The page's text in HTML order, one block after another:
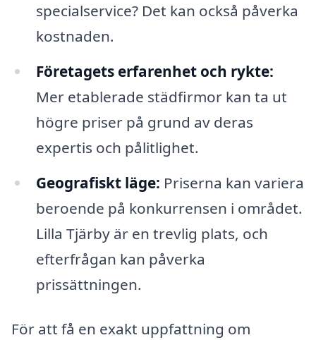
specialservice? Det kan också påverka
kostnaden.
Företagets erfarenhet och rykte:
Mer etablerade städfirmor kan ta ut
högre priser på grund av deras
expertis och pålitlighet.
Geografiskt läge: Priserna kan variera
beroende på konkurrensen i området.
Lilla Tjärby är en trevlig plats, och
efterfrågan kan påverka
prissättningen.
För att få en exakt uppfattning om